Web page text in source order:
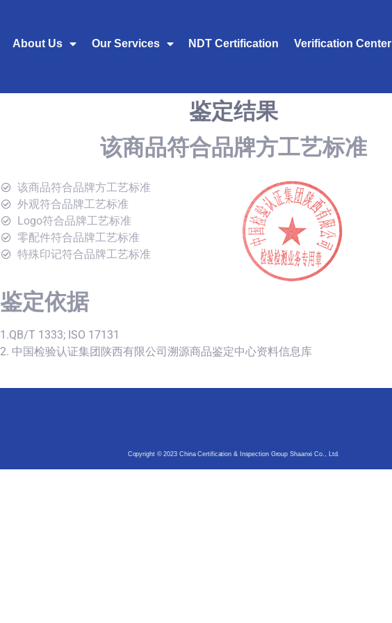
About Us Our Services NDT Certification Verification Center
鉴定结果
该商品符合品牌方工艺标准
该商品符合品牌方工艺标准
外观符合品牌工艺标准
Logo符合品牌工艺标准
零配件符合品牌工艺标准
特殊印记符合品牌工艺标准
鉴定依据
1.QB/T 1333; ISO 17131
2. 中国检验认证集团陕西有限公司溯源商品鉴定中心资料信息库
Copyright © 2023 China Certification & Inspection Group Shaanxi Co., Ltd.